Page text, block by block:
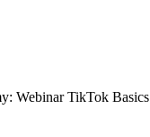
Webinar TikTok Basics